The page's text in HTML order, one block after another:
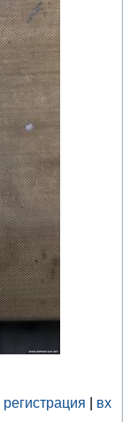
регистрация
вх